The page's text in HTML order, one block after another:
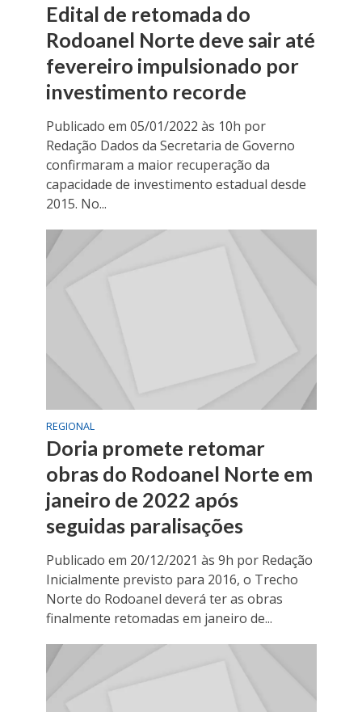
Edital de retomada do
Rodoanel Norte deve sair até
fevereiro impulsionado por
investimento recorde
Publicado em 05/01/2022 às 10h por
Redação Dados da Secretaria de Governo
confirmaram a maior recuperação da
capacidade de investimento estadual desde
2015. No...
REGIONAL
Doria promete retomar
obras do Rodoanel Norte em
janeiro de 2022 após
seguidas paralisações
Publicado em 20/12/2021 às 9h por Redação
Inicialmente previsto para 2016, o Trecho
Norte do Rodoanel deverá ter as obras
finalmente retomadas em janeiro de...